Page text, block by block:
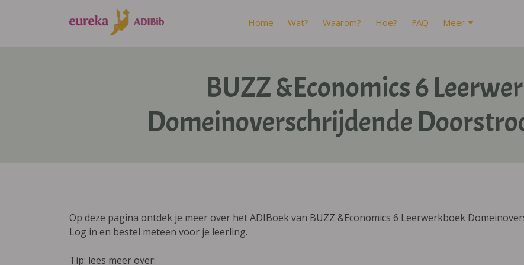
Home Wat? Waarom? Hoe? FAQ Meer
BUZZ &Economics 6
Domeinoverschrijdende
Op deze pagina ontdek je meer over het ADIBoek van BUZZ &Economics 6 Leerwerkboek
Log in en bestel meteen voor je leerling.
Tip: lees meer over: